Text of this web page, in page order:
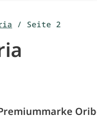
/ Seite 2